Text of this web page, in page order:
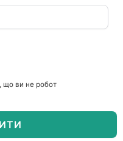
що ви не робот